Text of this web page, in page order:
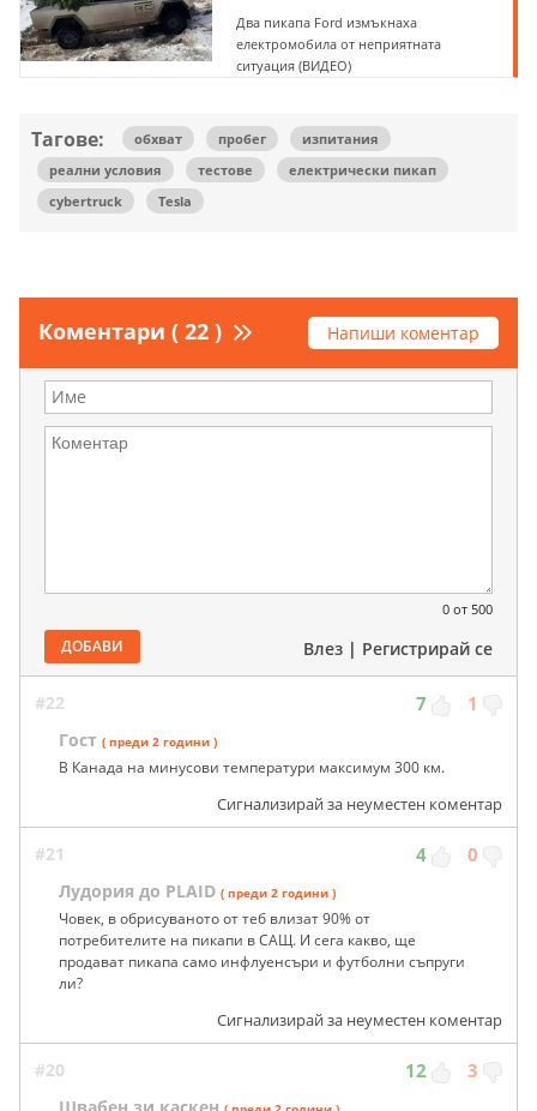
Два пикапа Ford измъкнаха
електромобила от неприятната
ситуация (ВИДЕО)
Тагове: обхват пробег
изпитания
реални условия
тестове
електрически пикап
cybertruck
Tesla
Коментари ( 22 ) Напиши коментар
0 от 500
ДОБАВИ Влез | Регистрирай се
#22 7 1
Гост ( преди 2 години )
В Канада на минусови температури максимум 300 км.
Сигнализирай за неуместен коментар
#21 4 0
Лудория до PLAID ( преди 2 години )
Човек, в обрисуваното от теб влизат 90% от
потребителите на пикапи в САЩ. И сега какво, ще
продават пикапа само инфлуенсъри и футболни съпруги
ли?
Сигнализирай за неуместен коментар
#20 12 3